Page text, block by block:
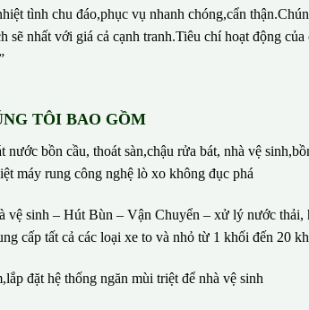
tình chu đáo,phục vụ nhanh chóng,cẩn
sẽ nhất với giá cả cạnh tranh.Tiêu chí hoạt động
TÔI BAO GỒM
nước bồn cầu, thoát sàn,chậu rửa bát, nhà vệ
máy rung công nghệ lò xo không đục phá
vệ sinh – Hút Bùn – Vận Chuyển – xử lý nước
cấp tất cả các loại xe to và nhỏ từ 1 khối đến 20
đặt hệ thống ngăn mùi triệt để nhà vệ sinh